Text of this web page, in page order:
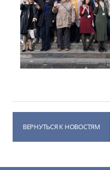
ВЕРНУТЬСЯ К НОВОСТЯМ